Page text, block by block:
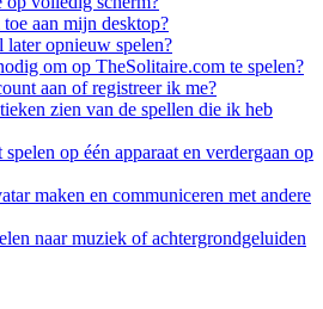
aan mijn desktop?
opnieuw spelen?
om op TheSolitaire.com te spelen?
aan of registreer ik me?
zien van de spellen die ik heb
op één apparaat en verdergaan op
maken en communiceren met andere
naar muziek of achtergrondgeluiden